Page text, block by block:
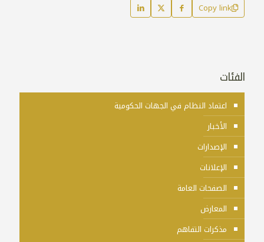
Copy link
الفئات
اعتماد النظام في الجهات الحكومية
الأخبار
الإصدارات
الإعلانات
الصفحات العامة
المعارض
مذكرات التفاهم